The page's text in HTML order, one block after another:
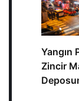
Yangın
Zincir